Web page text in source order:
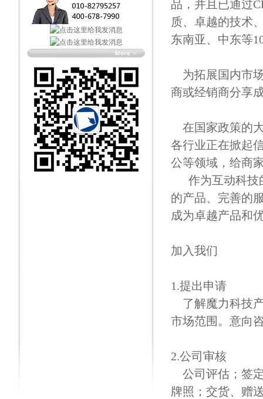
品，并且已通过
质、卓越的技术
东南亚、中东等
为拓展国内市
商或经销商分享
在国家政策的
各行业正在掀起
公等领域，给商
作为互动科技
的产品、完善的
成为卓越产品和
加入我们
1.提出申请
了解魔力科技
市场范围。意向
2.公司审核
公司评估；签
牌照；交货、赠